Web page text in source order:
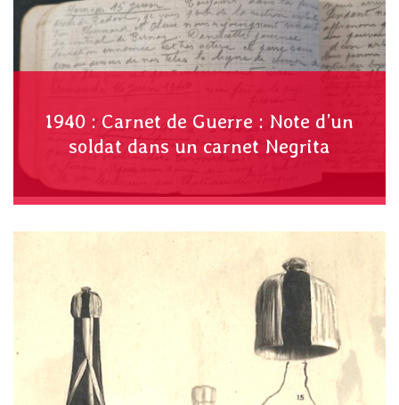
1940 : Carnet de Guerre : Note d’un
soldat dans un carnet Negrita